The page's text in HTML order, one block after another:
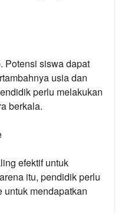
Potensi siswa dapat
usia dan
perlu melakukan
berkala.
efektif untuk
itu, pendidik perlu
untuk mendapatkan